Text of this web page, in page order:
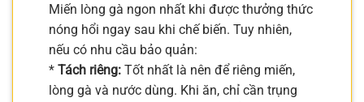
Miến lòng gà ngon nhất khi được thưởng thức
nóng hổi ngay sau khi chế biến. Tuy nhiên,
nếu có nhu cầu bảo quản:
* Tách riêng: Tốt nhất là nên để riêng miến,
lòng gà và nước dùng. Khi ăn, chỉ cần trụng